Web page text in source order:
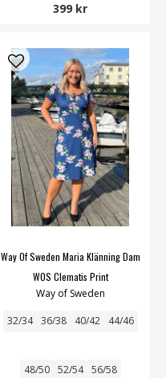
399 kr
Way Of Sweden Maria Klänning Dam
WOS Clematis Print
Way of Sweden
32/34 36/38 40/42 44/46
48/50 52/54 56/58